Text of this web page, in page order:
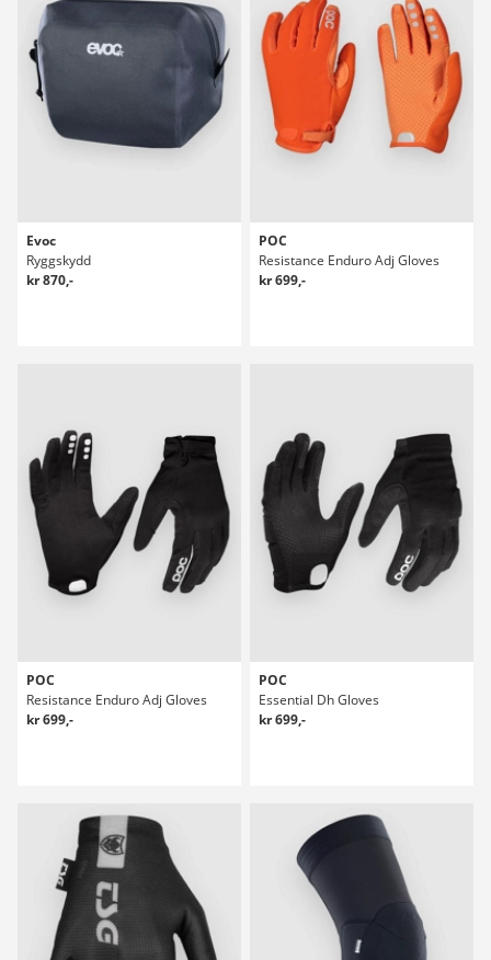
Evoc
Ryggskydd
kr 870,-
POC
Resistance Enduro Adj Gloves
kr 699,-
POC
Resistance Enduro Adj Gloves
kr 699,-
POC
Essential Dh Gloves
kr 699,-